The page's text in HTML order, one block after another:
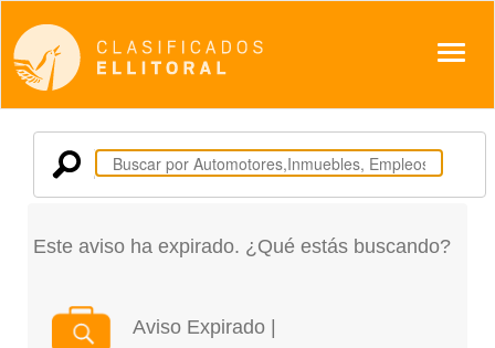
Este aviso ha expirado. ¿Qué estás buscando?
Aviso Expirado |